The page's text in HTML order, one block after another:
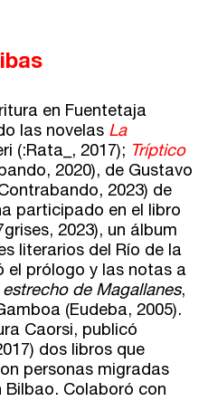
en Fuentetaja
las novelas La
(:Rata_, 2017); Tríptico
2020), de Gustavo
2023) de
participado en el libro
2023), un álbum
literarios del Río de la
el prólogo y las notas a
estrecho de Magallanes,
(Eudeba, 2005).
Caorsi, publicó
dos libros que
personas migradas
Bilbao. Colaboró con